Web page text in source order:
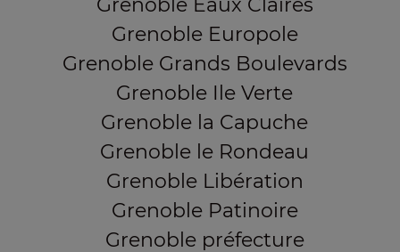
Grenoble Eaux Claires
Grenoble Europole
Grenoble Grands Boulevards
Grenoble Ile Verte
Grenoble la Capuche
Grenoble le Rondeau
Grenoble Libération
Grenoble Patinoire
Grenoble préfecture